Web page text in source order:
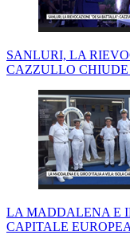
SANLURI, LA
CAZZULLO
LA MADDALENA E
CAPITALE